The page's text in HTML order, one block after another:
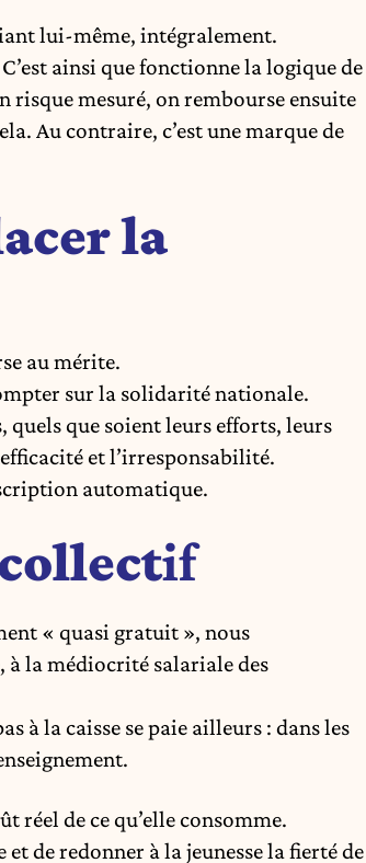
lui-même, intégralement.
ainsi que fonctionne la logique de
mesuré, on rembourse ensuite
Au contraire, c’est une marque de
la
au mérite.
sur la solidarité nationale.
que soient leurs efforts, leurs
et l’irresponsabilité.
automatique.
if
« quasi gratuit », nous
à la médiocrité salariale des
à la caisse se paie ailleurs : dans les
réel de ce qu’elle consomme.
de redonner à la jeunesse la fierté de